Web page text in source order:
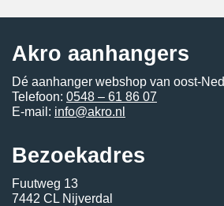
Akro aanhangers
Dé aanhanger webshop van oost-
Telefoon: 0548 – 61 86 07
E-mail: info@akro.nl
Bezoekadres
Fuutweg 13
7442 CL Nijverdal